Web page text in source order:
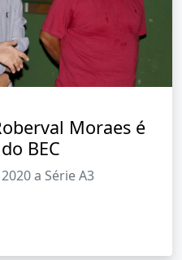
Moraes é
BEC
a Série A3